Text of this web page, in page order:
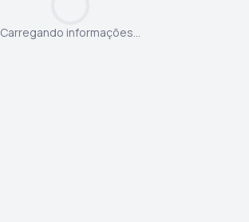
Carregando informações...